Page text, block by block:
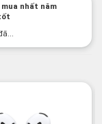
nhất năm